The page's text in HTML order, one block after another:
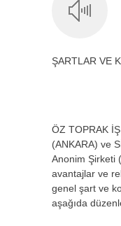
ŞARTLAR VE
ÖZ TOPRAK
(ANKARA) ve
Anonim Şirketi
avantajlar ve
genel şart ve
aşağıda